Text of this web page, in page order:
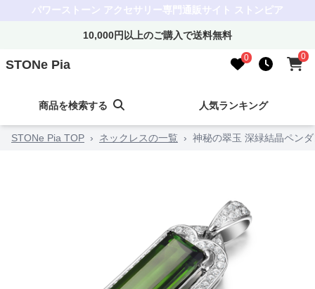
パワーストーン アクセサリー専門通販サイト ストンピア
10,000円以上のご購入で送料無料
STONe Pia 0 0
商品を検索する 人気ランキング
STONe Pia TOP › ネックレスの一覧 › 神秘の翠玉 深緑結晶ペン